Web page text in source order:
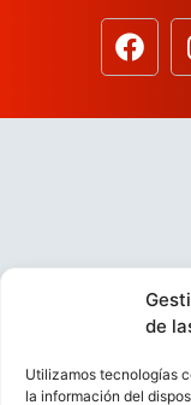
de
Utilizamos tecnologías
la información del